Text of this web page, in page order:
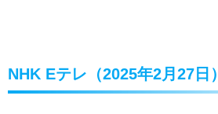
NHK Eテレ（2025年2月27日）